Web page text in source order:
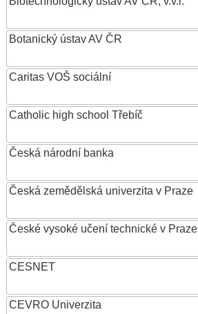
Botanický ústav AV ČR
Caritas VOŠ sociální
Catholic high school Třebíč
Česká národní banka
Česká zemědělská univerzita v Praze
České vysoké učení technické v Praze
CESNET
CEVRO Univerzita